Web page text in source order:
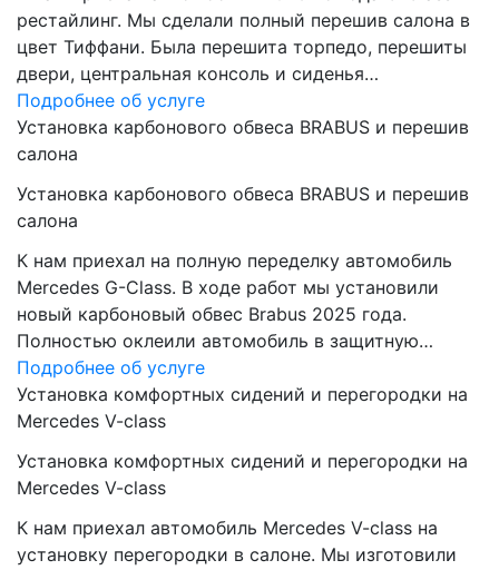
рестайлинг. Мы сделали полный перешив салона в
цвет Тиффани. Была перешита торпедо, перешиты
двери, центральная консоль и сиденья…
Подробнее об услуге
Установка карбонового обвеса BRABUS и перешив
салона
Установка карбонового обвеса BRABUS и перешив
салона
К нам приехал на полную переделку автомобиль
Mercedes G-Class. В ходе работ мы установили
новый карбоновый обвес Brabus 2025 года.
Полностью оклеили автомобиль в защитную…
Подробнее об услуге
Установка комфортных сидений и перегородки на
Mercedes V-class
Установка комфортных сидений и перегородки на
Mercedes V-class
К нам приехал автомобиль Mercedes V-class на
установку перегородки в салоне. Мы изготовили